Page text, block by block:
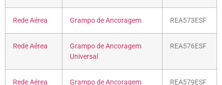
Rede Aérea Grampo de Ancoragem REA573ESF
Rede Aérea
Grampo de Ancoragem
Universal
REA576ESF
Rede Aérea
Grampo de Ancoragem
REA579ESF